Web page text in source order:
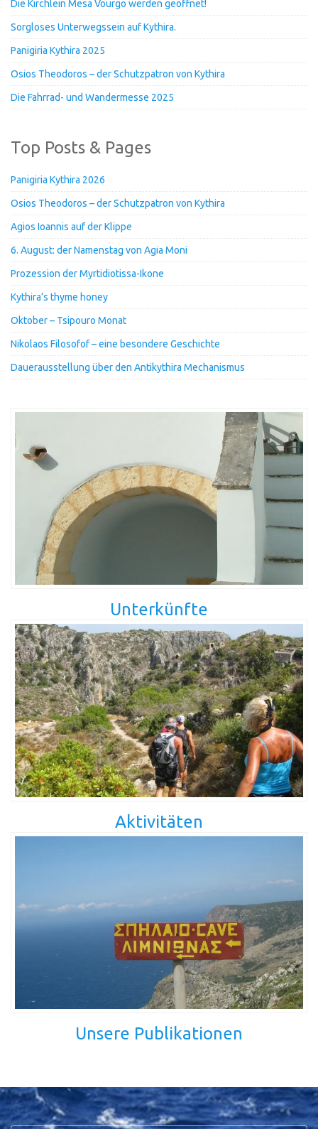
Die Kirchlein Mesa Vourgo werden geöffnet!
Sorgloses Unterwegssein auf Kythira.
Panigiria Kythira 2025
Osios Theodoros – der Schutzpatron von Kythira
Die Fahrrad- und Wandermesse 2025
Top Posts & Pages
Panigiria Kythira 2026
Osios Theodoros – der Schutzpatron von Kythira
Agios Ioannis auf der Klippe
6. August: der Namenstag von Agia Moni
Prozession der Myrtidiotissa-Ikone
Kythira’s thyme honey
Oktober – Tsipouro Monat
Nikolaos Filosofof – eine besondere Geschichte
Dauerausstellung über den Antikythira Mechanismus
Unterkünfte
Aktivitäten
Unsere Publikationen